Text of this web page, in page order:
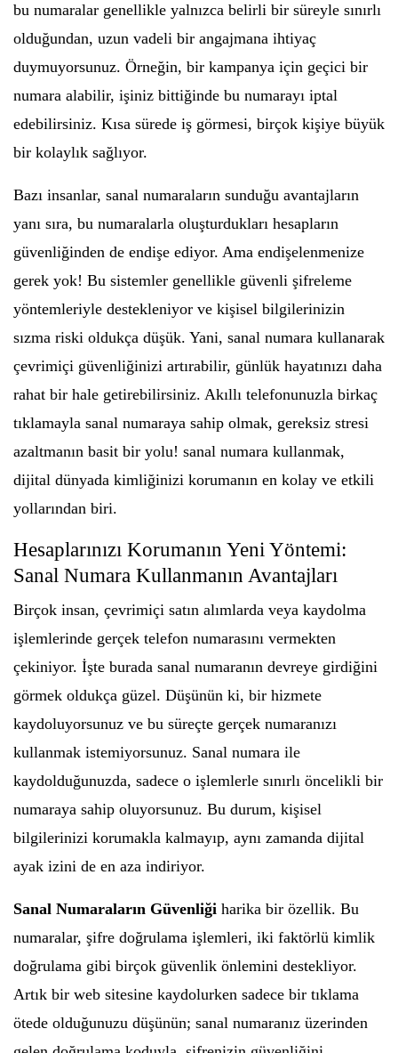
bu numaralar genellikle yalnızca belirli bir süreyle sınırlı
olduğundan, uzun vadeli bir angajmana ihtiyaç
duymuyorsunuz. Örneğin, bir kampanya için geçici bir
numara alabilir, işiniz bittiğinde bu numarayı iptal
edebilirsiniz. Kısa sürede iş görmesi, birçok kişiye büyük
bir kolaylık sağlıyor.
Bazı insanlar, sanal numaraların sunduğu avantajların
yanı sıra, bu numaralarla oluşturdukları hesapların
güvenliğinden de endişe ediyor. Ama endişelenmenize
gerek yok! Bu sistemler genellikle güvenli şifreleme
yöntemleriyle destekleniyor ve kişisel bilgilerinizin
sızma riski oldukça düşük. Yani, sanal numara kullanarak
çevrimiçi güvenliğinizi artırabilir, günlük hayatınızı daha
rahat bir hale getirebilirsiniz. Akıllı telefonunuzla birkaç
tıklamayla sanal numaraya sahip olmak, gereksiz stresi
azaltmanın basit bir yolu! sanal numara kullanmak,
dijital dünyada kimliğinizi korumanın en kolay ve etkili
yollarından biri.
Hesaplarınızı Korumanın Yeni Yöntemi:
Sanal Numara Kullanmanın Avantajları
Birçok insan, çevrimiçi satın alımlarda veya kaydolma
işlemlerinde gerçek telefon numarasını vermekten
çekiniyor. İşte burada sanal numaranın devreye girdiğini
görmek oldukça güzel. Düşünün ki, bir hizmete
kaydoluyorsunuz ve bu süreçte gerçek numaranızı
kullanmak istemiyorsunuz. Sanal numara ile
kaydolduğunuzda, sadece o işlemlerle sınırlı öncelikli bir
numaraya sahip oluyorsunuz. Bu durum, kişisel
bilgilerinizi korumakla kalmayıp, aynı zamanda dijital
ayak izini de en aza indiriyor.
Sanal Numaraların Güvenliği harika bir özellik. Bu
numaralar, şifre doğrulama işlemleri, iki faktörlü kimlik
doğrulama gibi birçok güvenlik önlemini destekliyor.
Artık bir web sitesine kaydolurken sadece bir tıklama
ötede olduğunuzu düşünün; sanal numaranız üzerinden